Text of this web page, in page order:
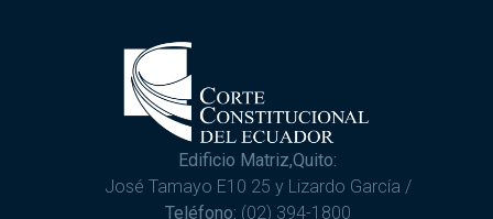
Edificio Matriz,Quito:
José Tamayo E10 25 y Lizardo García /
Teléfono: (02) 394-1800